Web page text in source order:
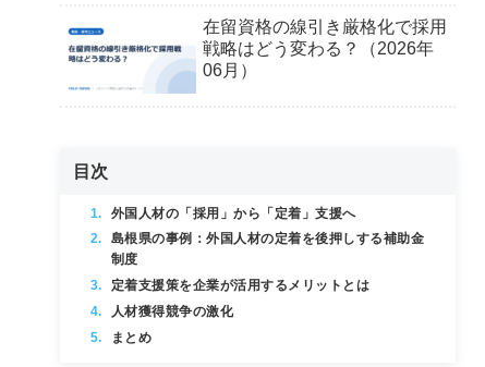
在留資格の線引き厳格化で採用
戦略はどう変わる？（2026年
06月）
目次
外国人材の「採用」から「定着」支援へ
島根県の事例：外国人材の定着を後押しする補助金
制度
定着支援策を企業が活用するメリットとは
人材獲得競争の激化
まとめ